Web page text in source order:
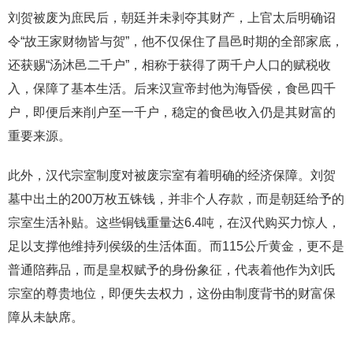
刘贺被废为庶民后，朝廷并未剥夺其财产，上官太后明确诏
令“故王家财物皆与贺”，他不仅保住了昌邑时期的全部家底，
还获赐“汤沐邑二千户”，相称于获得了两千户人口的赋税收
入，保障了基本生活。后来汉宣帝封他为海昏侯，食邑四千
户，即便后来削户至一千户，稳定的食邑收入仍是其财富的
重要来源。
此外，汉代宗室制度对被废宗室有着明确的经济保障。刘贺
墓中出土的200万枚五铢钱，并非个人存款，而是朝廷给予的
宗室生活补贴。这些铜钱重量达6.4吨，在汉代购买力惊人，
足以支撑他维持列侯级的生活体面。而115公斤黄金，更不是
普通陪葬品，而是皇权赋予的身份象征，代表着他作为刘氏
宗室的尊贵地位，即便失去权力，这份由制度背书的财富保
障从未缺席。